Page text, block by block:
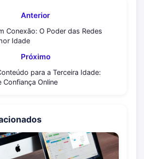
Anterior
Conexão: O Poder das Redes
Idade
Próximo
para a Terceira Idade:
Confiança Online